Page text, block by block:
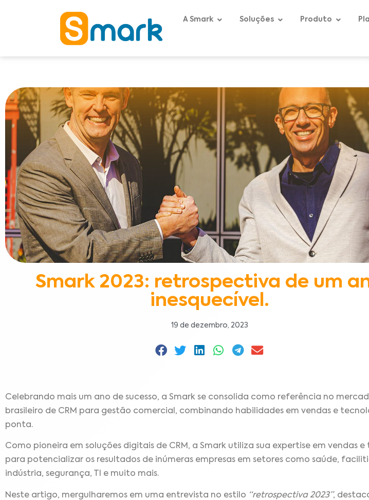
A Smark Soluções Produto
Smark 2023: retrospectiva de um
inesquecível.
19 de dezembro, 2023
Celebrando mais um ano de sucesso, a Smark se consolida como referência no
brasileiro de CRM para gestão comercial, combinando habilidades em vendas e
ponta.
Como pioneira em soluções digitais de CRM, a Smark utiliza sua expertise em vendas
para potencializar os resultados de inúmeras empresas em setores como saúde,
indústria, segurança, TI e muito mais.
Neste artigo, mergulharemos em uma entrevista no estilo “retrospectiva 2023”,